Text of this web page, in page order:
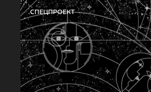
СПЕЦПРОЕКТ